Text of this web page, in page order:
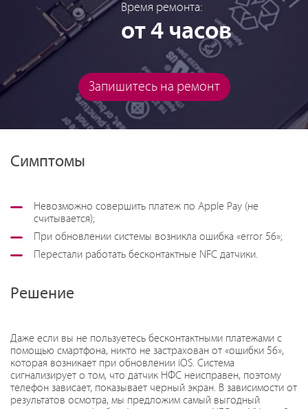
Время ремонта:
от 4 часов
Запишитесь на ремонт
Симптомы
Невозможно совершить платеж по Apple Pay (не
считывается);
При обновлении системы возникла ошибка «error 56»;
Перестали работать бесконтактные NFC датчики.
Решение
Даже если вы не пользуетесь бесконтактными платежами с
помощью смартфона, никто не застрахован от «ошибки 56»,
которая возникает при обновлении iOS. Система
сигнализирует о том, что датчик НФС неисправен, поэтому
телефон зависает, показывает черный экран. В зависимости от
результатов осмотра, мы предложим самый выгодный